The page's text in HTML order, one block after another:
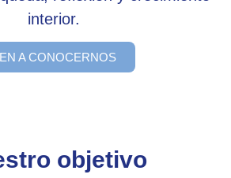
interior.
A CONOCERNOS
objetivo